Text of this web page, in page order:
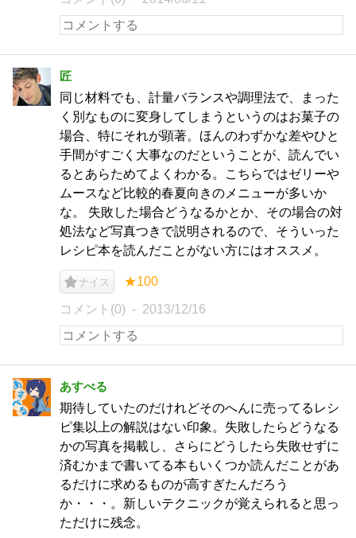
匠
同じ材料でも、計量バランスや調理法で、まった
く別なものに変身してしまうというのはお菓子の
場合、特にそれが顕著。ほんのわずかな差やひと
手間がすごく大事なのだということが、読んでい
るとあらためてよくわかる。こちらではゼリーや
ムースなど比較的春夏向きのメニューが多いか
な。 失敗した場合どうなるかとか、その場合の対
処法など写真つきで説明されるので、そういった
レシピ本を読んだことがない方にはオススメ。
ナイス ★100
コメント(0) 2013/12/16
あすべる
期待していたのだけれどそのへんに売ってるレシ
ピ集以上の解説はない印象。失敗したらどうなる
かの写真を掲載し、さらにどうしたら失敗せずに
済むかまで書いてる本もいくつか読んだことがあ
るだけに求めるものが高すぎたんだろう
か・・・。新しいテクニックが覚えられると思っ
ただけに残念。